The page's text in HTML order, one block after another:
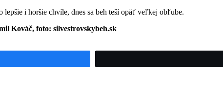
i horšie chvíle, dnes sa beh teší opäť veľkej obľube.
Kováč, foto: silvestrovskybeh.sk